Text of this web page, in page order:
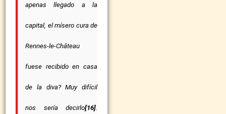
apenas llegado a la
capital, el mísero cura de
Rennes-le-Château
fuese recibido en casa
de la diva? Muy difícil
nos sería decirlo[16]